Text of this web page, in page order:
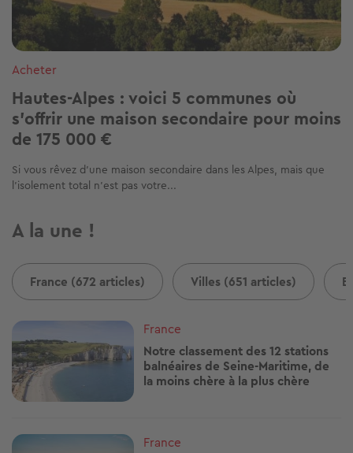
Acheter
Hautes-Alpes : voici 5 communes où
s'offrir une maison secondaire pour moins
de 175 000 €
Si vous rêvez d’une maison secondaire dans les Alpes, mais que
l’isolement total n’est pas votre...
A la une !
France (672 articles) Villes (651 articles)
Image
France
Notre classement des 12 stations
balnéaires de Seine-Maritime, de
la moins chère à la plus chère
Image
France